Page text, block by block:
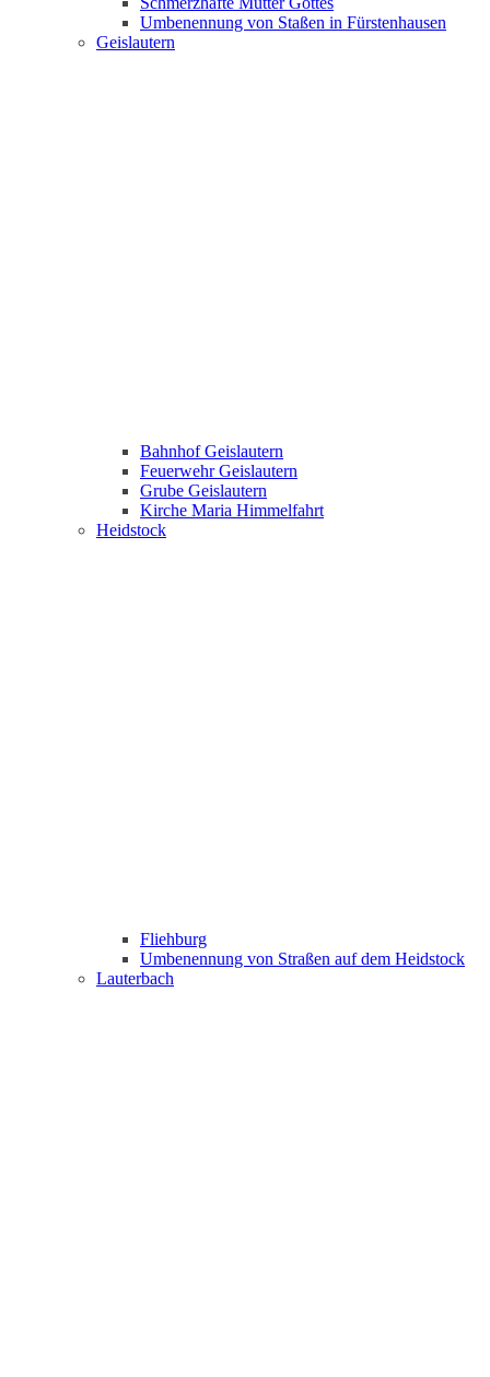
Umbenennung von Staßen in Fürstenhausen
Geislautern
Bahnhof Geislautern
Feuerwehr Geislautern
Grube Geislautern
Kirche Maria Himmelfahrt
Heidstock
Fliehburg
Umbenennung von Straßen auf dem Heidstock
Lauterbach